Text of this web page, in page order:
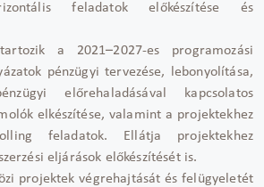
feladatok előkészítése és
a 2021–2027-es programozási
pénzügyi tervezése, lebonyolítása,
előrehaladásával kapcsolatos
elkészítése, valamint a projektekhez
feladatok. Ellátja projektekhez
eljárások előkészítését is.
projektek végrehajtását és felügyeletét